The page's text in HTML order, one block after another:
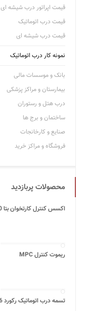
قیمت اپراتور درب شیشه ای
قیمت درب اتوماتیک
قیمت درب شیشه ای
نمونه کار درب اتوماتیک
بانک و موسسات مالی
بیمارستان و مراکز پزشکی
درب هتل و رستوران
ساختمان و برج ها
صنایع و کارخانجات
فروشگاه و مراکز خرید
محصولات پربازدید
اکسس کنترل کارتخوان بتا BETA 1220
ریموت کنترل MPC
تسمه درب اتوماتیک رکورد 16 RECORD